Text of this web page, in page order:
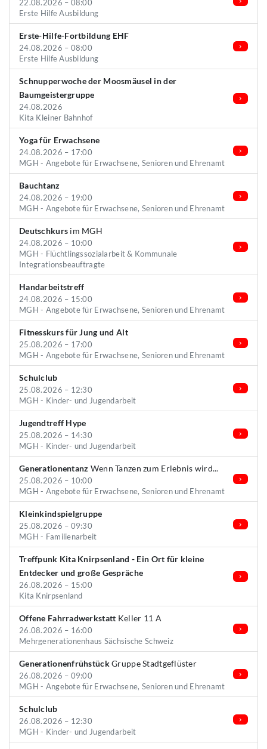
22.08.2026 – 08:00
Erste Hilfe Ausbildung
Erste-Hilfe-Fortbildung EHF
24.08.2026 – 08:00
Erste Hilfe Ausbildung
Schnupperwoche der Moosmäusel in der
Baumgeistergruppe
24.08.2026
Kita Kleiner Bahnhof
Yoga für Erwachsene
24.08.2026 – 17:00
MGH - Angebote für Erwachsene, Senioren und Ehrenamt
Bauchtanz
24.08.2026 – 19:00
MGH - Angebote für Erwachsene, Senioren und Ehrenamt
Deutschkurs im MGH
24.08.2026 – 10:00
MGH - Flüchtlingssozialarbeit & Kommunale
Integrationsbeauftragte
Handarbeitstreff
24.08.2026 – 15:00
MGH - Angebote für Erwachsene, Senioren und Ehrenamt
Fitnesskurs für Jung und Alt
25.08.2026 – 17:00
MGH - Angebote für Erwachsene, Senioren und Ehrenamt
Schulclub
25.08.2026 – 12:30
MGH - Kinder- und Jugendarbeit
Jugendtreff Hype
25.08.2026 – 14:30
MGH - Kinder- und Jugendarbeit
Generationentanz Wenn Tanzen zum Erlebnis wird...
25.08.2026 – 10:00
MGH - Angebote für Erwachsene, Senioren und Ehrenamt
Kleinkindspielgruppe
25.08.2026 – 09:30
MGH - Familienarbeit
Treffpunk Kita Knirpsenland - Ein Ort für kleine
Entdecker und große Gespräche
26.08.2026 – 15:00
Kita Knirpsenland
Offene Fahrradwerkstatt Keller 11 A
26.08.2026 – 16:00
Mehrgenerationenhaus Sächsische Schweiz
GenerationenfrühstückGruppe Stadtgeflüster
26.08.2026 – 09:00
MGH - Angebote für Erwachsene, Senioren und Ehrenamt
Schulclub
26.08.2026 – 12:30
MGH - Kinder- und Jugendarbeit